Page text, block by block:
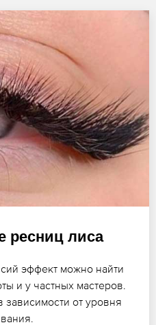
ресниц лиса
эффект можно найти
и у частных мастеров.
зависимости от уровня